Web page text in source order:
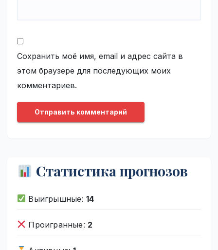
Сохранить моё имя, email и адрес сайта в
этом браузере для последующих моих
комментариев.
Статистика прогнозов
Выигрышные: 14
Проигранные: 2